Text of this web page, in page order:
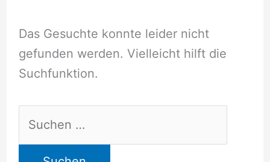
Das Gesuchte konnte leider nicht
gefunden werden. Vielleicht hilft die
Suchfunktion.
nach: